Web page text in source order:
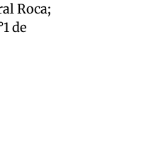
Roca;
de